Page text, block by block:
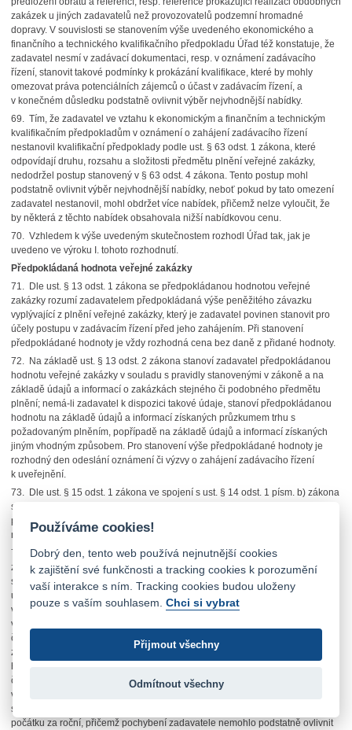
zakázek u jiných zadavatelů než provozovatelů podzemní hromadné
dopravy. V souvislosti se stanovením výše uvedeného ekonomického a
finančního a technického kvalifikačního předpokladu Úřad též konstatuje, že
zadavatel nesmí v zadávací dokumentaci, resp. v oznámení zadávacího
řízení, stanovit takové podmínky k prokázání kvalifikace, které by mohly
omezovat práva potenciálních zájemců o účast v zadávacím řízení, a
v konečném důsledku podstatně ovlivnit výběr nejvhodnější nabídky.
69. Tím, že zadavatel ve vztahu k ekonomickým a finančním a technickým
kvalifikačním předpokladům v oznámení o zahájení zadávacího řízení
nestanovil kvalifikační předpoklady podle ust. § 63 odst. 1 zákona, které
odpovídají druhu, rozsahu a složitosti předmětu plnění veřejné zakázky,
nedodržel postup stanovený v § 63 odst. 4 zákona. Tento postup mohl
podstatně ovlivnit výběr nejvhodnější nabídky, neboť pokud by tato omezení
zadavatel nestanovil, mohl obdržet více nabídek, přičemž nelze vyloučit, že
by některá z těchto nabídek obsahovala nižší nabídkovou cenu.
70. Vzhledem k výše uvedeným skutečnostem rozhodl Úřad tak, jak je
uvedeno ve výroku I. tohoto rozhodnutí.
Předpokládaná hodnota veřejné zakázky
71. Dle ust. § 13 odst. 1 zákona se předpokládanou hodnotou veřejné
zakázky rozumí zadavatelem předpokládaná výše peněžitého závazku
vyplývající z plnění veřejné zakázky, který je zadavatel povinen stanovit pro
účely postupu v zadávacím řízení před jeho zahájením. Při stanovení
předpokládané hodnoty je vždy rozhodná cena bez daně z přidané hodnoty.
72. Na základě ust. § 13 odst. 2 zákona stanoví zadavatel předpokládanou
hodnotu veřejné zakázky v souladu s pravidly stanovenými v zákoně a na
základě údajů a informací o zakázkách stejného či podobného předmětu
plnění; nemá-li zadavatel k dispozici takové údaje, stanoví předpokládanou
hodnotu na základě údajů a informací získaných průzkumem trhu s
požadovaným plněním, popřípadě na základě údajů a informací získaných
jiným vhodným způsobem. Pro stanovení výše předpokládané hodnoty je
rozhodný den odeslání oznámení či výzvy o zahájení zadávacího řízení
k uveřejnění.
73. Dle ust. § 15 odst. 1 zákona ve spojení s ust. § 14 odst. 1 písm. b) zákona
se předpokládaná hodnota veřejné zakázky na služby stanoví na základě
předpokládané výše celkového peněžitého závazku zadavatele za 48
měsíců, má-li být smlouva uzavřena na dobu neurčitou.
74. Za účelem ověření správnosti postupu zadavatele požádal Úřad
zadavatele o vyjádření, jakým způsobem a na základě jakých podkladů byla
stanovena předpokládaná hodnota veřejné zakázky ve výši 320 000 000,- Kč
uvedená v bodě II.2.1 oznámení zadávacího řízení. Zadavatel ve svém
vyjádření ze dne 3.10.2008 uvedl, že při stanovení předpokládané hodnoty
veřejné zakázky v části týkající se odstraňování grafitti, která tvořila značnou
část předmětu veřejné zakázky, nemohl vzhledem ke změně systému
zúčtování vycházet z účetních dat za minulá období a výši předpokládané
částka byla zjevně podceněna, současně však uvedl, že postupoval v dobré
víře a uchazeče nechtěl uvést v omyl. Společnost C D V služby uvedla, že
stanovenou předpokládanou hodnotu veřejné zakázky považovala od
počátku za roční, přičemž pochybení zadavatele nemohlo podstatně ovlivnit
Používáme cookies!
Dobrý den, tento web používá nejnutnější cookies
k zajištění své funkčnosti a tracking cookies k porozumění
vaší interakce s ním. Tracking cookies budou uloženy
pouze s vaším souhlasem.Chci si vybrat
Přijmout všechny
Odmítnout všechny